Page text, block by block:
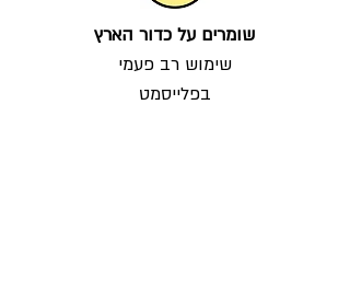
שומרים על כדור הארץ
שימוש רב פעמי
בפלייסמט